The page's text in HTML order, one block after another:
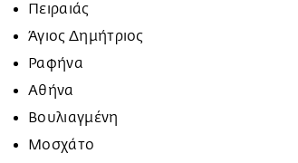
Πειραιάς
Άγιος Δημήτριος
Ραφήνα
Αθήνα
Βουλιαγμένη
Μοσχάτο